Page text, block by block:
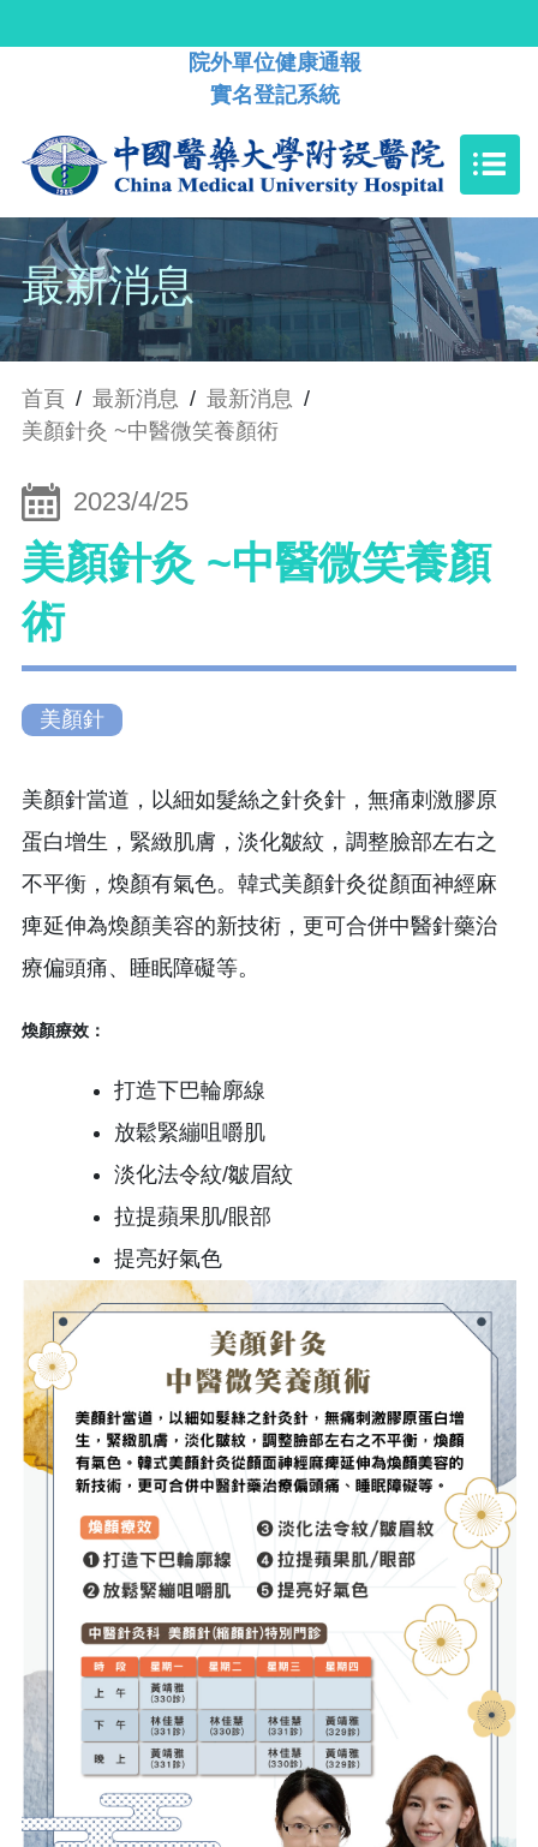
院外單位健康通報
實名登記系統
最新消息
首頁 / 最新消息 / 最新消息 /
美顏針灸 ~中醫微笑養顏術
2023/4/25
美顏針灸 ~中醫微笑養顏
術
美顏針
美顏針當道，以細如髮絲之針灸針，無痛刺激膠原
蛋白增生，緊緻肌膚，淡化皺紋，調整臉部左右之
不平衡，煥顏有氣色。韓式美顏針灸從顏面神經麻
痺延伸為煥顏美容的新技術，更可合併中醫針藥治
療偏頭痛、睡眠障礙等。
煥顏療效：
打造下巴輪廓線
放鬆緊繃咀嚼肌
淡化法令紋/皺眉紋
拉提蘋果肌/眼部
提亮好氣色